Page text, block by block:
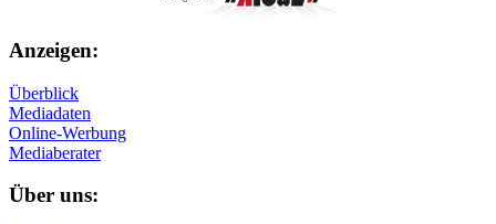
Anzeigen:
Überblick
Mediadaten
Online-Werbung
Mediaberater
Über uns: